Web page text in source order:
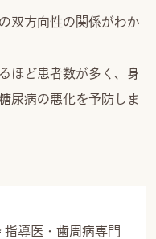
双方向性の関係がわか
ほど患者数が多く、身
尿病の悪化を予防しま
導医・歯周病専門